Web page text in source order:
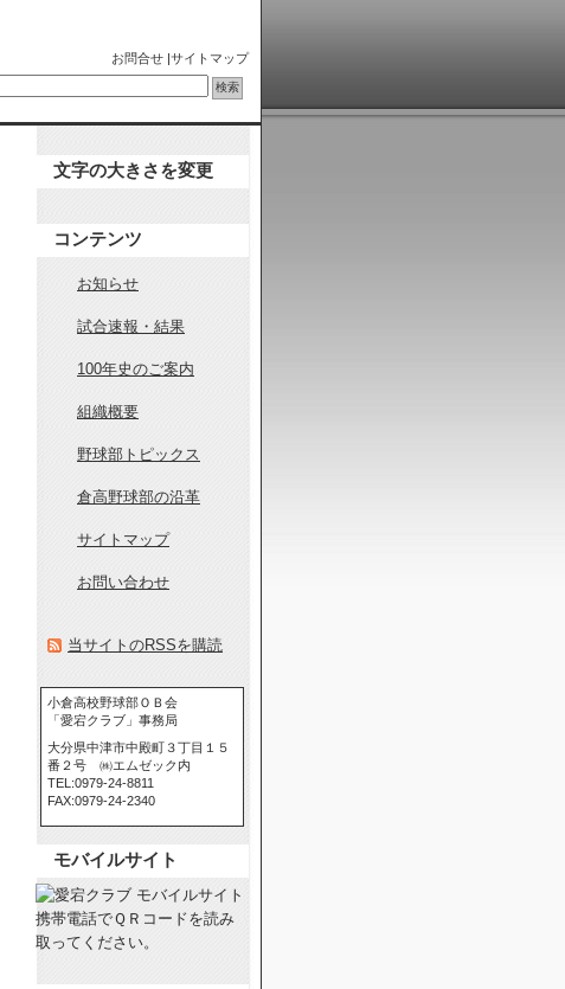
お問合せ |サイトマップ
文字の大きさを変更
コンテンツ
お知らせ
試合速報・結果
100年史のご案内
組織概要
野球部トピックス
倉高野球部の沿革
サイトマップ
お問い合わせ
当サイトのRSSを購読
小倉高校野球部ＯＢ会
「愛宕クラブ」事務局
大分県中津市中殿町３丁目１５
番２号 ㈱エムゼック内
TEL:0979-24-8811
FAX:0979-24-2340
モバイルサイト
携帯電話でＱＲコードを読み
取ってください。